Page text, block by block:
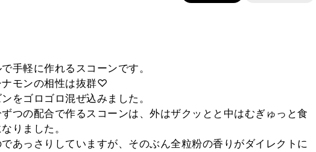
手軽に作れるスコーンです。
モンの相性は抜群♡
をゴロゴロ混ぜ込みました。
つの配合で作るスコーンは、外はザクッとと中はむぎゅっと食
りました。
あっさりしていますが、そのぶん全粒粉の香りがダイレクトに